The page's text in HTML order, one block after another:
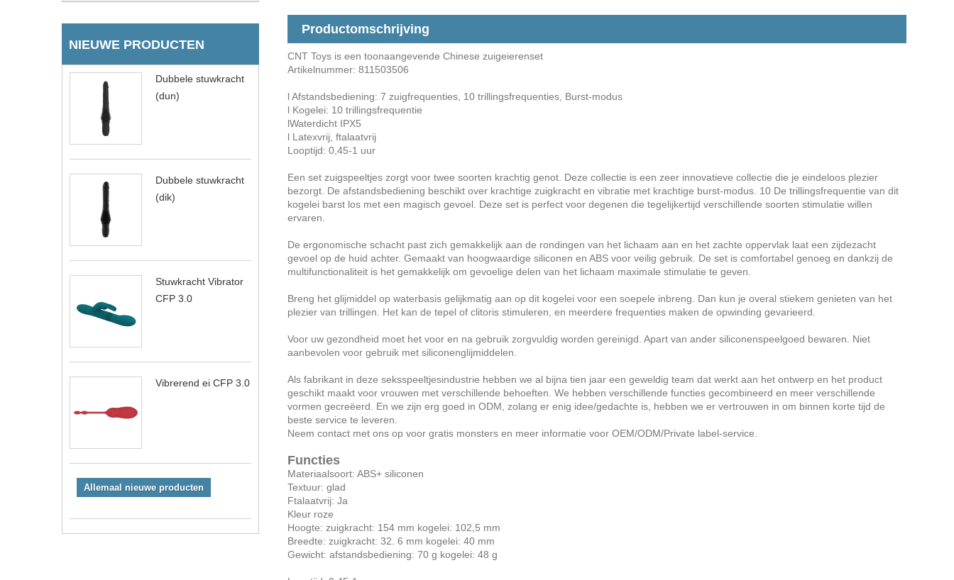
NIEUWE PRODUCTEN
Dubbele stuwkracht
(dun)
Dubbele stuwkracht
(dik)
Stuwkracht Vibrator
CFP 3.0
Vibrerend ei CFP 3.0
Allemaal nieuwe producten
Productomschrijving
CNT Toys is een toonaangevende Chinese zuigeierenset
Artikelnummer: 811503506
l Afstandsbediening: 7 zuigfrequenties, 10 trillingsfrequenties, Burst-modus
l Kogelei: 10 trillingsfrequentie
lWaterdicht IPX5
l Latexvrij, ftalaatvrij
Looptijd: 0,45-1 uur
Een set zuigspeeltjes zorgt voor twee soorten krachtig genot. Deze collectie is een zeer innovatieve collectie die je eindeloos plezier
bezorgt. De afstandsbediening beschikt over krachtige zuigkracht en vibratie met krachtige burst-modus. 10 De trillingsfrequentie van dit
kogelei barst los met een magisch gevoel. Deze set is perfect voor degenen die tegelijkertijd verschillende soorten stimulatie willen
ervaren.
De ergonomische schacht past zich gemakkelijk aan de rondingen van het lichaam aan en het zachte oppervlak laat een zijdezacht
gevoel op de huid achter. Gemaakt van hoogwaardige siliconen en ABS voor veilig gebruik. De set is comfortabel genoeg en dankzij de
multifunctionaliteit is het gemakkelijk om gevoelige delen van het lichaam maximale stimulatie te geven.
Breng het glijmiddel op waterbasis gelijkmatig aan op dit kogelei voor een soepele inbreng. Dan kun je overal stiekem genieten van het
plezier van trillingen. Het kan de tepel of clitoris stimuleren, en meerdere frequenties maken de opwinding gevarieerd.
Voor uw gezondheid moet het voor en na gebruik zorgvuldig worden gereinigd. Apart van ander siliconenspeelgoed bewaren. Niet
aanbevolen voor gebruik met siliconenglijmiddelen.
Als fabrikant in deze seksspeeltjesindustrie hebben we al bijna tien jaar een geweldig team dat werkt aan het ontwerp en het product
geschikt maakt voor vrouwen met verschillende behoeften. We hebben verschillende functies gecombineerd en meer verschillende
vormen gecreëerd. En we zijn erg goed in ODM, zolang er enig idee/gedachte is, hebben we er vertrouwen in om binnen korte tijd de
beste service te leveren.
Neem contact met ons op voor gratis monsters en meer informatie voor OEM/ODM/Private label-service.
Functies
Materiaalsoort: ABS+ siliconen
Textuur: glad
Ftalaatvrij: Ja
Kleur roze
Hoogte: zuigkracht: 154 mm kogelei: 102,5 mm
Breedte: zuigkracht: 32. 6 mm kogelei: 40 mm
Gewicht: afstandsbediening: 70 g kogelei: 48 g